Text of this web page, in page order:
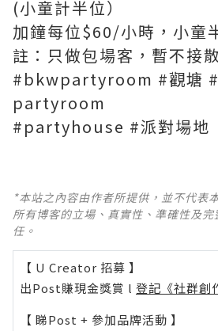
(小童計半位）
加鐘每位$60/小時，小童
註：只做包場客，暫不接
#bkwpartyroom #觀塘 #
partyroom
#partyhouse #派對場地
*本站之內容由作者所提供，並不代表
所有博客的立場、真實性、準確性及
任。
【 U Creator 招募 】
出Post賺現金獎賞 l 登記《社群創
【 睇Post + 參加品牌活動 】